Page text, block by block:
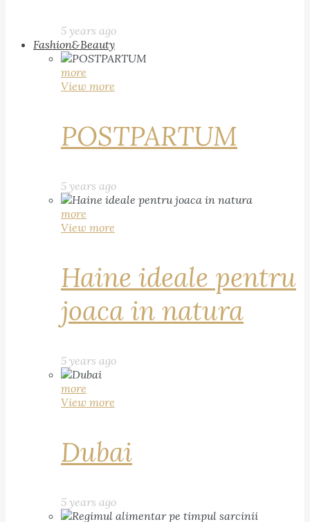
5 years ago
Fashion&Beauty
more
View more
POSTPARTUM
5 years ago
more
View more
Haine ideale pentru
joaca in natura
5 years ago
more
View more
Dubai
5 years ago